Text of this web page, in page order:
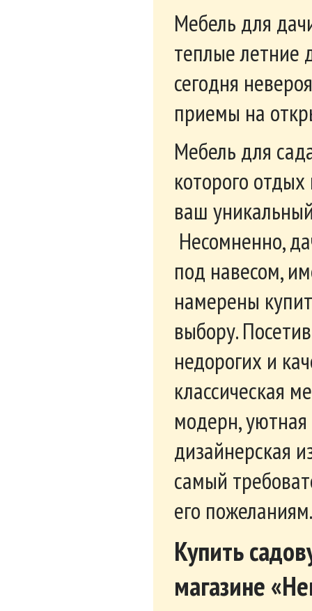
Мебель для
теплые летние
сегодня
приемы на
Мебель для
которого
ваш
Несомненно,
под навесом,
намерены
выбору.
недорогих и
классическая
модерн,
дизайнерская
самый
его пожеланиям.
Купить
магазине